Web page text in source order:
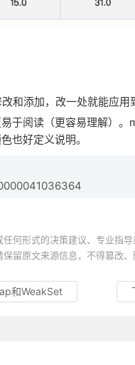
和添加，改一处就能应用
于阅读（更容易理解
也好定义说明。
何形式的决策建议、专业指
留原文来源信息，不得篡改
和WeakSet